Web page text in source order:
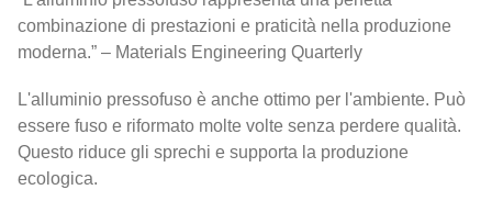
combinazione di prestazioni e praticità nella produzione
moderna.” – Materials Engineering Quarterly
L'alluminio pressofuso è anche ottimo per l'ambiente. Può
essere fuso e riformato molte volte senza perdere qualità.
Questo riduce gli sprechi e supporta la produzione
ecologica.